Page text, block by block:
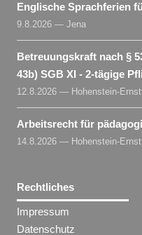
Englische Sprachferien
9.8.2026 — Jena
Betreuungskraft nach §
43b) SGB XI - 2-tägige
12.8.2026 — Hohenstein-
Arbeitsrecht für
14.8.2026 — Hohenstein-
Rechtliches
Impressum
Datenschutz